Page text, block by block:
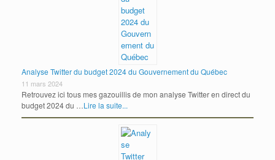
Analyse Twitter du budget 2024 du Gouvernement du Québec
11 mars 2024
Retrouvez ici tous mes gazouillis de mon analyse Twitter en direct du
budget 2024 du …Lire la suite...